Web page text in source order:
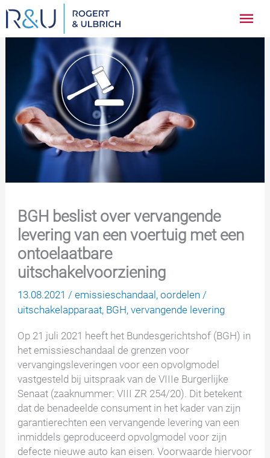
Ga
naar
inhoud
BGH beslist over vervangende
levering van een voertuig met een
ontoelaatbare
uitschakelvoorziening
13.08.2021/emissieschandaal ,oordelen /
uitschakelapparaat, BGH,vervangende levering
Op 21 juli 2021 heeft het Bundesgerichtshof (BGH) in
het emissieschandaal de grenzen voor
vervangingsleveringen voor een opvolgmodel
vastgesteld bij uitspraak van de VIIIe Burgerlijke
Senaat (zaaknummer: VIII ZR 254/20). Dit betekent
dat de benadeelde consument in het kader van zijn
garantierechten een vervangende levering van een
inmiddels geproduceerd opvolgmodel voor zijn
defecte nieuwe auto kan eisen. Voorwaarde hiervoor